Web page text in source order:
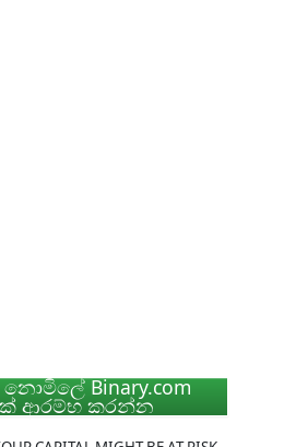
Binary.com
ආරම්භ කරන්න